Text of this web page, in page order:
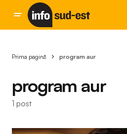
Prima pagină program aur
program aur
1 post